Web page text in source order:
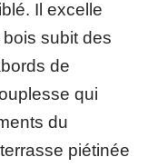
Il excelle
subit des
de
qui
du
piétinée